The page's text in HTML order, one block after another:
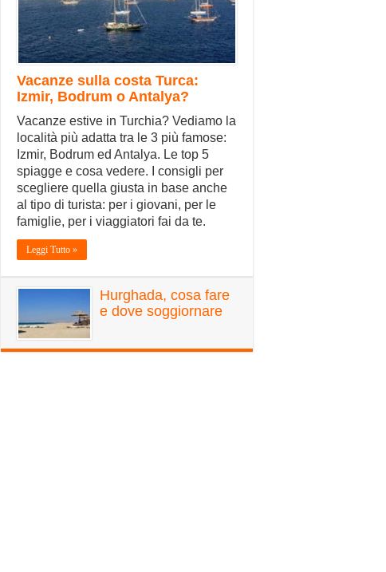
Vacanze sulla costa Turca:
Izmir, Bodrum o Antalya?
Vacanze estive in Turchia? Vediamo la
località più adatta tra le 3 più famose:
Izmir, Bodrum ed Antalya. Le top 5
spiagge e cosa vedere. I consigli per
scegliere quella giusta in base anche
al tipo di turista: per i giovani, per le
famiglie, per i viaggiatori fai da te.
Leggi Tutto »
Hurghada, cosa fare
e dove soggiornare